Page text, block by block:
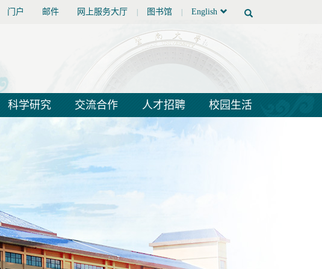
门户 邮件 网上服务大厅 图书馆 English
科学研究 交流合作 人才招聘 校园生活